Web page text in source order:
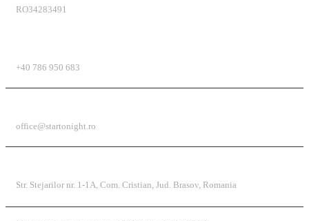
RO34283491
+40 786 950 683
office@startonight.ro
Str. Stejarilor nr. 1-1A, Com. Cristian, Jud. Brasov, Romania